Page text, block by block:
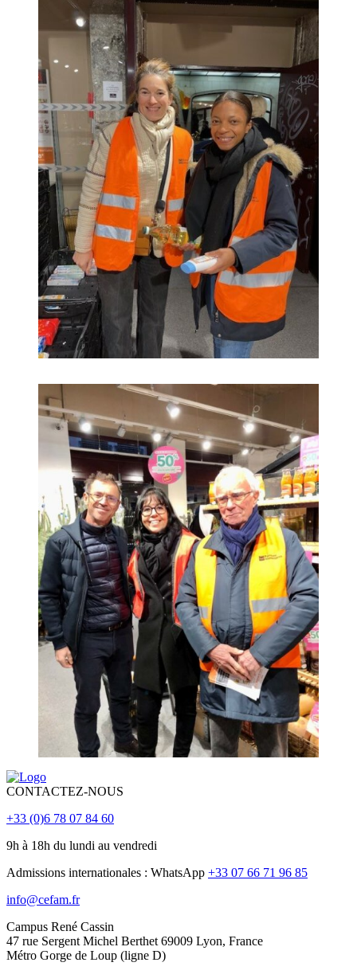
CONTACTEZ-NOUS
+33 (0)6 78 07 84 60
9h à 18h du lundi au vendredi
Admissions internationales : WhatsApp +33 07 66 71 96 85
info@cefam.fr
Campus René Cassin
47 rue Sergent Michel Berthet 69009 Lyon, France
Métro Gorge de Loup (ligne D)